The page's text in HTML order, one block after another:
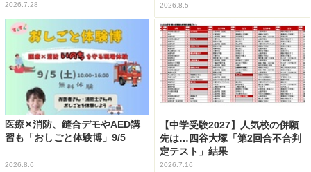
2026.7.28 2026.8.5
医療✕消防、縫合デモやAED講
習も「おしごと体験博」9/5
2026.8.6
【中学受験2027】人気校の併願
先は…四谷大塚「第2回合不合判
定テスト」結果
2026.7.16